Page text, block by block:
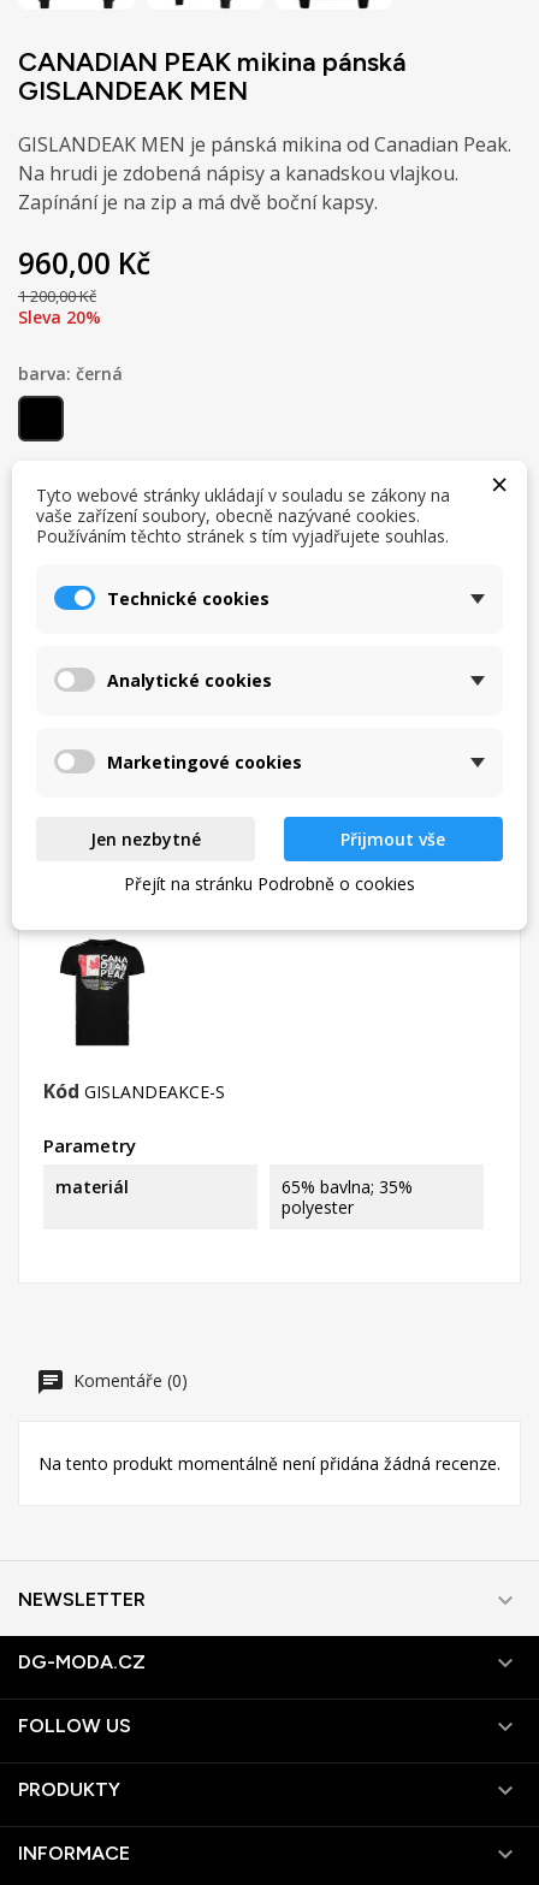
CANADIAN PEAK mikina pánská
GISLANDEAK MEN
GISLANDEAK MEN je pánská mikina od Canadian Peak.
Na hrudi je zdobená nápisy a kanadskou vlajkou.
Zapínání je na zip a má dvě boční kapsy.
960,00 Kč
1 200,00 Kč
Sleva 20%
barva: černá
černá
velikost: S
S
M L XL XXL 3XL
Počet
Historie ceny
Nejnižší cena za posledních 30 dní byla
DETAILY PRODUKTU
Kód GISLANDEAKCE-S
Parametry
materiál
65% bavlna; 35%
polyester
Komentáře (0)
Na tento produkt momentálně není přidána žádná recenze.
NEWSLETTER 
DG-MODA.CZ 
FOLLOW US 
PRODUKTY 
INFORMACE 
×
Tyto webové stránky ukládají v souladu se zákony na
vaše zařízení soubory, obecně nazývané cookies.
Používáním těchto stránek s tím vyjadřujete souhlas.
Technické cookies
Analytické cookies
Marketingové cookies
Jen nezbytné
Přijmout vše
Přejít na stránku Podrobně o cookies